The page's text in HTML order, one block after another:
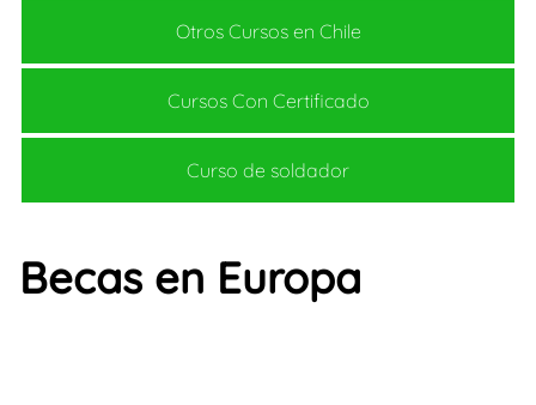
Otros Cursos en Chile
Cursos Con Certificado
Curso de soldador
Becas en Europa